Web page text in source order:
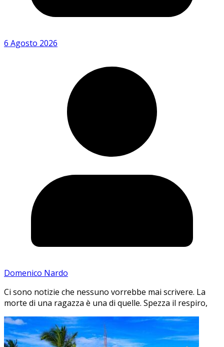
6 Agosto 2026
Domenico Nardo
Ci sono notizie che nessuno vorrebbe mai scrivere. La
morte di una ragazza è una di quelle. Spezza il respiro,